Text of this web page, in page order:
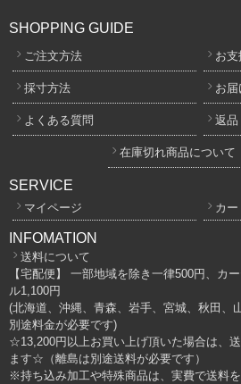
SHOPPING GUIDE
ご注文方法 お
採寸方法 お
よくある質問 返品
在庫切れ商品について
SERVICE
マイページ カ
INFOMATION
送料について
【宅配便】 一部地域を除き一律500円、カ
ル1,100円
(北海道、沖縄、青森、岩手、宮城、秋田、
別途料金が必要です)
☆13,200円以上お買い上げ頂いた場合は、
ます☆（離島は別途送料が必要です）
※持ち込み加工や特殊商品は、実費で送料